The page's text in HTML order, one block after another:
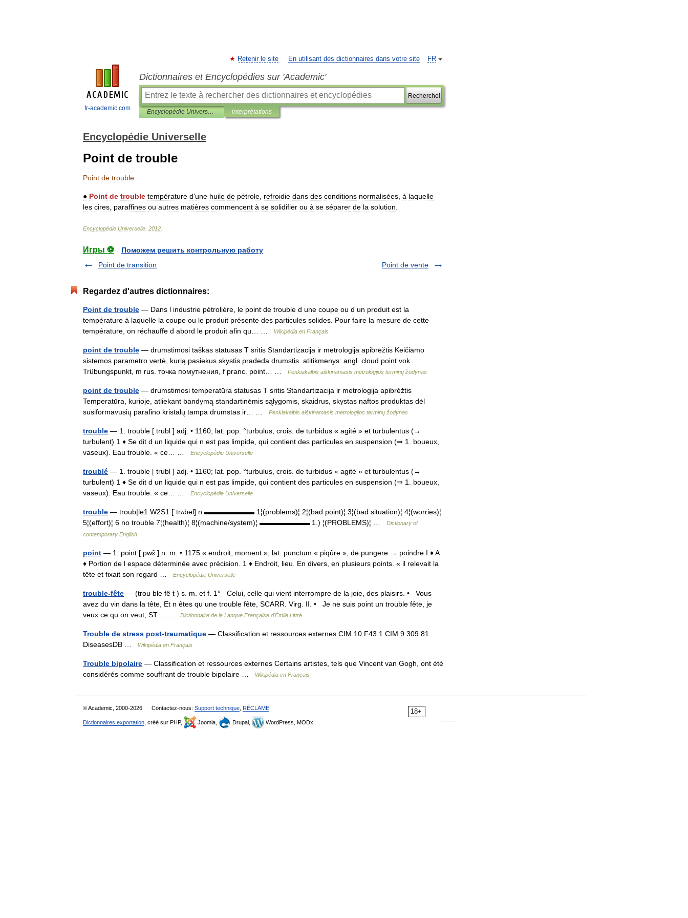
fr-academic.com
FR
Retenir le site En utilisant des dictionnaires dans votre site
Dictionnaires et Encyclopédies sur 'Academic'
Recherche!
Encyclopédie Universelle interprétations
Encyclopédie Universelle
Point de trouble
Point de trouble
● Point de trouble température d'une huile de pétrole refroidie dans des conditions normalisées à laquelle
les cires paraffines ou autres matières commencent à se solidifier ou à se séparer de la solution
Encyclopédie Universelle 2012
Игры ⚽
Поможем решить контрольную работу
Point de transition
Point de vente
Regardez d'autres dictionnaires:
Point de trouble — Dans l industrie pétrolière, le point de trouble d une coupe ou d un produit est la
température à laquelle la coupe ou le produit présente des particules solides. Pour faire la mesure de cette
température, on réchauffe d abord le produit afin qu… …
Wikipédia en Français
point de trouble — drumstimosi taškas statusas T sritis Standartizacija ir metrologija apibrėžtis Keičiamo
sistemos parametro vertė, kurią pasiekus skystis pradeda drumstis. atitikmenys: angl. cloud point vok.
Trübungspunkt, m rus. точка помутнения, f pranc. point… …
Penkiakalbis aiškinamasis metrologijos terminų žodynas
point de trouble — drumstimosi temperatūra statusas T sritis Standartizacija ir metrologija apibrėžtis
Temperatūra, kurioje, atliekant bandymą standartinėmis sąlygomis, skaidrus, skystas naftos produktas dėl
susiformavusių parafino kristalų tampa drumstas ir… …
Penkiakalbis aiškinamasis metrologijos terminų žodynas
trouble — 1. trouble [ trubl ] adj. • 1160; lat. pop. °turbulus, crois. de turbidus « agité » et turbulentus (→
turbulent) 1 ♦ Se dit d un liquide qui n est pas limpide, qui contient des particules en suspension (⇒ 1. boueux,
vaseux). Eau trouble. « ce… …
Encyclopédie Universelle
troublé — 1. trouble [ trubl ] adj. • 1160; lat. pop. °turbulus, crois. de turbidus « agité » et turbulentus (→
turbulent) 1 ♦ Se dit d un liquide qui n est pas limpide, qui contient des particules en suspension (⇒ 1. boueux,
vaseux). Eau trouble. « ce… …
Encyclopédie Universelle
trouble — troub|le1 W2S1 [ˈtrʌbəl] n ▬▬▬▬▬▬▬ 1¦(problems)¦ 2¦(bad point)¦ 3¦(bad situation)¦ 4¦(worries)¦
5¦(effort)¦ 6 no trouble 7¦(health)¦ 8¦(machine/system)¦ ▬▬▬▬▬▬▬ 1.) ¦(PROBLEMS)¦ …
Dictionary of
contemporary English
point — 1. point [ pwɛ̃ ] n. m. • 1175 « endroit, moment »; lat. punctum « piqûre », de pungere → poindre I ♦ A
♦ Portion de l espace déterminée avec précision. 1 ♦ Endroit, lieu. En divers, en plusieurs points. « il relevait la
tête et fixait son regard …
Encyclopédie Universelle
trouble-fête — (trou ble fê t ) s. m. et f. 1° Celui, celle qui vient interrompre de la joie, des plaisirs. • Vous
avez du vin dans la tête, Et n êtes qu une trouble fête, SCARR. Virg. II. • Je ne suis point un trouble fête, je
veux ce qu on veut, ST… …
Dictionnaire de la Langue Française d'Émile Littré
Trouble de stress post-traumatique — Classification et ressources externes CIM 10 F43.1 CIM 9 309.81
DiseasesDB …
Wikipédia en Français
Trouble bipolaire — Classification et ressources externes Certains artistes, tels que Vincent van Gogh, ont été
considérés comme souffrant de trouble bipolaire …
Wikipédia en Français
18+
© Academic, 2000-2026 Contactez-nous: Support technique RÉCLAME
Dictionnaires exportation , créé sur PHP, Joomla, Drupal, WordPress, MODx.